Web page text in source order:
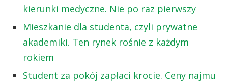
kierunki medyczne. Nie po raz pierwszy
Mieszkanie dla studenta, czyli prywatne
akademiki. Ten rynek rośnie z każdym
rokiem
Student za pokój zapłaci krocie. Ceny najmu